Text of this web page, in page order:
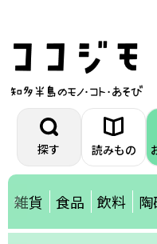
探す 読みもの
雑貨 食品 飲料